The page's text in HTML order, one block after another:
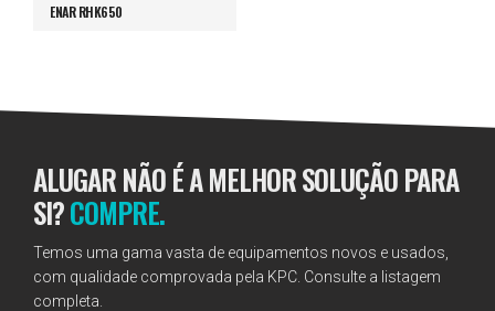
ENAR RHK650
ALUGAR NÃO É A MELHOR SOLUÇÃO PARA
SI?COMPRE.
Temos uma gama vasta de equipamentos novos e usados,
com qualidade comprovada pela KPC. Consulte a listagem
completa.